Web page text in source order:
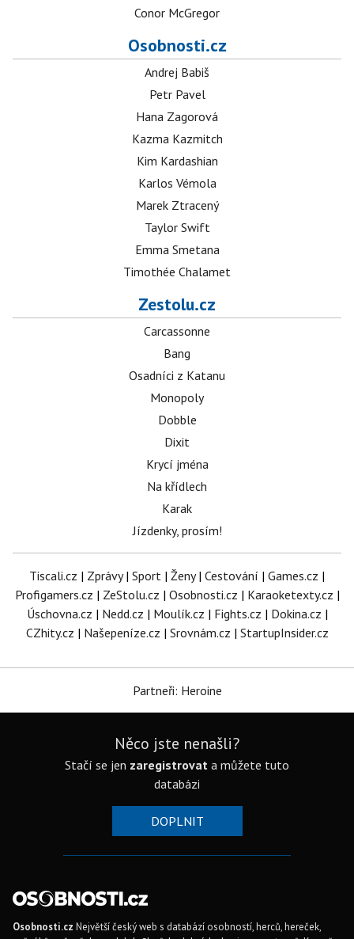
Conor McGregor
Osobnosti.cz
Andrej Babiš
Petr Pavel
Hana Zagorová
Kazma Kazmitch
Kim Kardashian
Karlos Vémola
Marek Ztracený
Taylor Swift
Emma Smetana
Timothée Chalamet
Zestolu.cz
Carcassonne
Bang
Osadníci z Katanu
Monopoly
Dobble
Dixit
Krycí jména
Na křídlech
Karak
Jízdenky, prosím!
Tiscali.cz | Zprávy| Sport | Ženy| Cestování | Games.cz |
Profigamers.cz | ZeStolu.cz | Osobnosti.cz | Karaoketexty.cz |
Úschovna.cz | Nedd.cz | Moulík.cz | Fights.cz | Dokina.cz |
CZhity.cz | Našepeníze.cz | Srovnám.cz | StartupInsider.cz
Partneři: Heroine
Něco jste nenašli?
Stačí se jen zaregistrovat a můžete tuto
databázi
DOPLNIT
Osobnosti.cz Největší český web s databází osobností, herců, hereček,